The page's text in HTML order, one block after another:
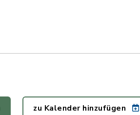
zu Kalender hinzufügen